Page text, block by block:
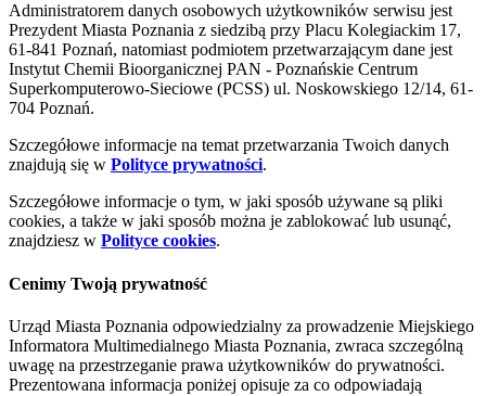
Administratorem danych osobowych użytkowników serwisu jest
Prezydent Miasta Poznania z siedzibą przy Placu Kolegiackim 17,
61-841 Poznań, natomiast podmiotem przetwarzającym dane jest
Instytut Chemii Bioorganicznej PAN - Poznańskie Centrum
Superkomputerowo-Sieciowe (PCSS) ul. Noskowskiego 12/14, 61-
704 Poznań.
Szczegółowe informacje na temat przetwarzania Twoich danych
znajdują się w Polityce prywatności.
Szczegółowe informacje o tym, w jaki sposób używane są pliki
cookies, a także w jaki sposób można je zablokować lub usunąć,
znajdziesz w Polityce cookies.
Cenimy Twoją prywatność
Urząd Miasta Poznania odpowiedzialny za prowadzenie Miejskiego
Informatora Multimedialnego Miasta Poznania, zwraca szczególną
uwagę na przestrzeganie prawa użytkowników do prywatności.
Prezentowana informacja poniżej opisuje za co odpowiadają